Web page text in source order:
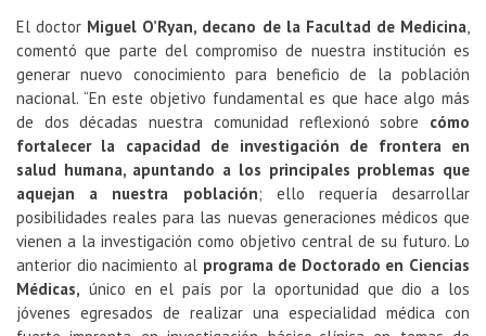
El doctor Miguel O’Ryan, decano de la Facultad de Medicina,
comentó que parte del compromiso de nuestra institución es
generar nuevo conocimiento para beneficio de la población
nacional. “En este objetivo fundamental es que hace algo más
de dos décadas nuestra comunidad reflexionó sobre cómo
fortalecer la capacidad de investigación de frontera en
salud humana, apuntando a los principales problemas que
aquejan a nuestra población; ello requería desarrollar
posibilidades reales para las nuevas generaciones médicos que
vienen a la investigación como objetivo central de su futuro. Lo
anterior dio nacimiento al programa de Doctorado en Ciencias
Médicas, único en el país por la oportunidad que dio a los
jóvenes egresados de realizar una especialidad médica con